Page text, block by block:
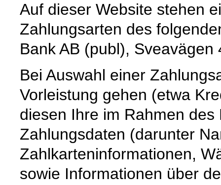
Auf dieser Website stehen
Zahlungsarten des
Bank AB (publ),
Bei Auswahl einer
Vorleistung gehen (etwa
diesen Ihre im Rahmen
Zahlungsdaten (darunter
Zahlkarteninformationen,
sowie Informationen über